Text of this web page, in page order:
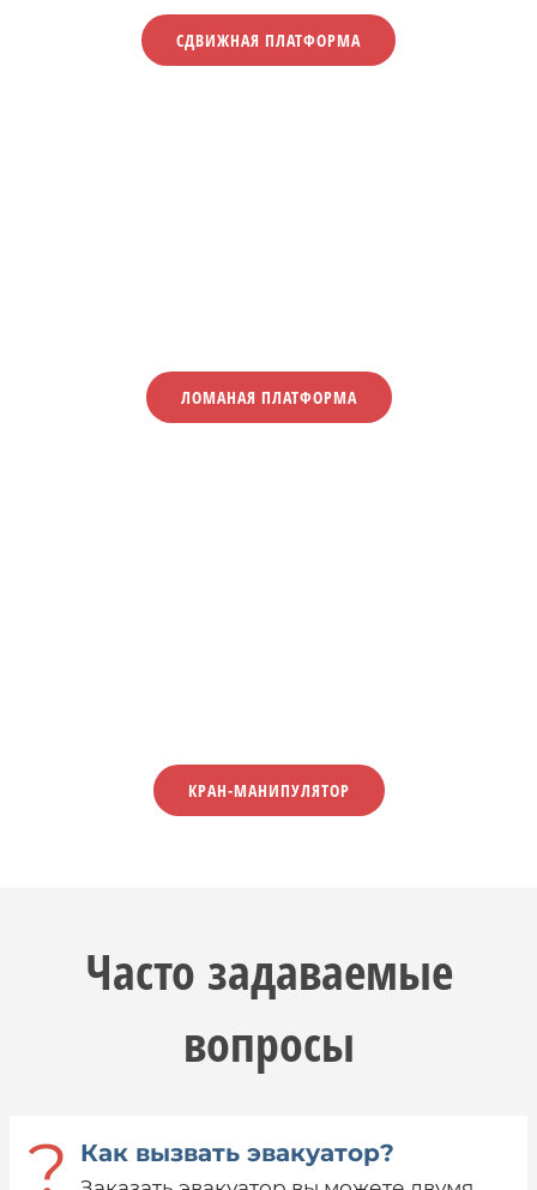
СДВИЖНАЯ ПЛАТФОРМА
ЛОМАНАЯ ПЛАТФОРМА
КРАН-МАНИПУЛЯТОР
Часто задаваемые
вопросы
? Как вызвать эвакуатор?